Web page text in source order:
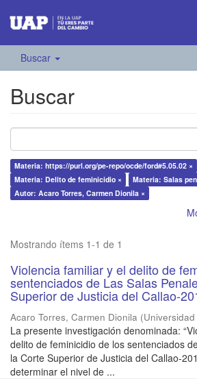
Buscar
Buscar
Materia: https://purl.org/pe-repo/ocde/ford#5.05.02 ×
Materia: Delito de feminicidio ×
Materia: Salas
Autor: Acaro Torres, Carmen Dionila ×
Mostrando ítems 1-1 de 1
Violencia familiar y el delito de
sentenciados de Las Salas
Superior de Justicia del Callao-
Acaro Torres, Carmen Dionila (
La presente investigación denominada:
delito de feminicidio de los sentenciados
la Corte Superior de Justicia del Callao-
determinar el nivel de ...